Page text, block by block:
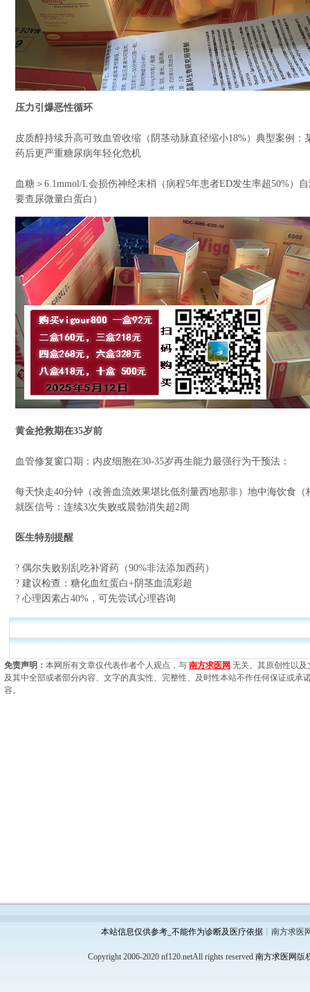
压力引爆恶性循环
皮质醇持续升高可致血管收缩（阴茎动脉直径缩小18%）典型案例
药后更严重糖尿病年轻化危机
血糖＞6.1mmol/L会损伤神经末梢（病程5年患者ED发生率超50%）
要查尿微量白蛋白）
黄金抢救期在35岁前
血管修复窗口期：内皮细胞在30-35岁再生能力最强行为干预法：
每天快走40分钟（改善血流效果堪比低剂量西地那非）地中海饮食
就医信号：连续3次失败或晨勃消失超2周
医生特别提醒
? 偶尔失败别乱吃补肾药（90%非法添加西药）
? 建议检查：糖化血红蛋白+阴茎血流彩超
? 心理因素占40%，可先尝试心理咨询
免责声明： 本网所有文章仅代表作者个人观点，与 南方求医网 无关。其原创性以
及其中全部或者部分内容、文字的真实性、完整性、及时性本站不作任何保证或承
容。
本站信息仅供参考_不能作为诊断及医疗依据 ┊南方求医
Copyright 2006-2020 nf120.netAll rights reserved 南方求医网 版